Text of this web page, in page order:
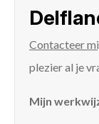
Contacteer
plezier al je
Mijn